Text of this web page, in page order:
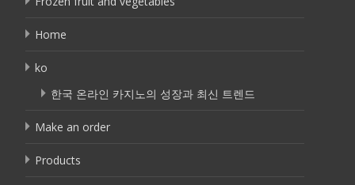
Home
ko
한국 온라인 카지노의 성장과 최신 트렌드
Make an order
Products